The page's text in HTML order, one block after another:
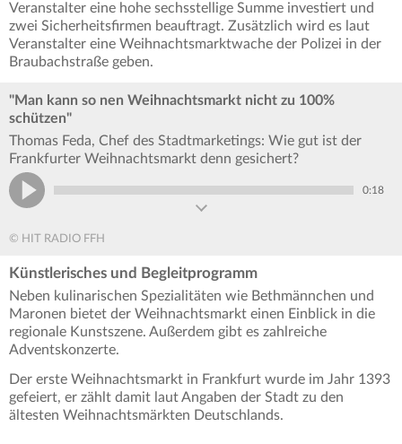
Veranstalter eine hohe sechsstellige Summe investiert und
zwei Sicherheitsfirmen beauftragt. Zusätzlich wird es laut
Veranstalter eine Weihnachtsmarktwache der Polizei in der
Braubachstraße geben.
"Man kann so nen Weihnachtsmarkt nicht zu 100%
schützen"
Thomas Feda, Chef des Stadtmarketings: Wie gut ist der
Frankfurter Weihnachtsmarkt denn gesichert?
0:18
© HIT RADIO FFH
Künstlerisches und Begleitprogramm
Neben kulinarischen Spezialitäten wie Bethmännchen und
Maronen bietet der Weihnachtsmarkt einen Einblick in die
regionale Kunstszene. Außerdem gibt es zahlreiche
Adventskonzerte.
Der erste Weihnachtsmarkt in Frankfurt wurde im Jahr 1393
gefeiert, er zählt damit laut Angaben der Stadt zu den
ältesten Weihnachtsmärkten Deutschlands.